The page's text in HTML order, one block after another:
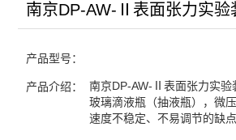
南京DP-AW-Ⅱ表面张力实验
产品型号：
产品介绍：
南京DP-AW-Ⅱ表面张力实验
玻璃滴液瓶（抽液瓶），微
速度不稳定、不易调节的缺点